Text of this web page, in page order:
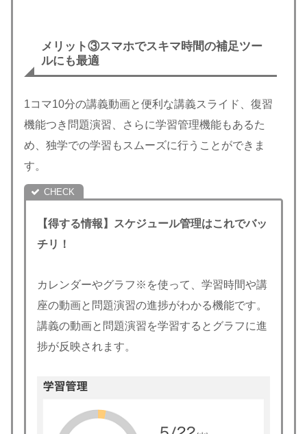
メリット③スマホでスキマ時間の補足ツー
ルにも最適
1コマ10分の講義動画と便利な講義スライド、復習
機能つき問題演習、さらに学習管理機能もあるた
め、独学での学習もスムーズに行うことができま
す。
【得する情報】スケジュール管理はこれでバッ
チリ！
カレンダーやグラフ※を使って、学習時間や講
座の動画と問題演習の進捗がわかる機能です。
講義の動画と問題演習を学習するとグラフに進
捗が反映されます。